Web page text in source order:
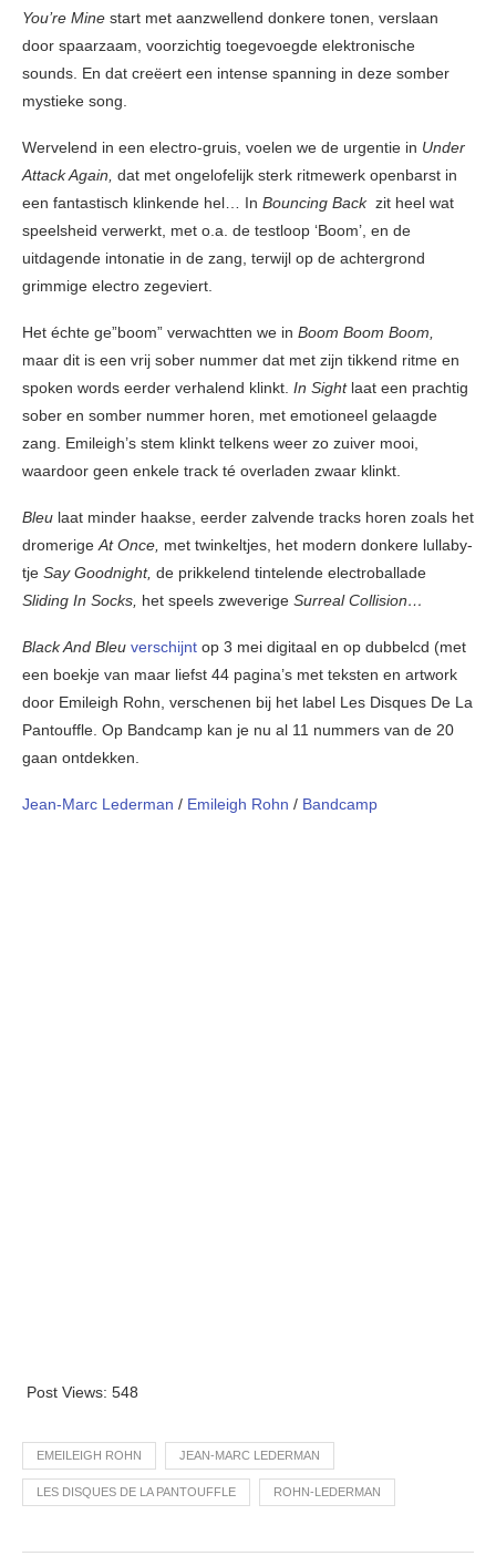
You’re Mine start met aanzwellend donkere tonen, verslaan
door spaarzaam, voorzichtig toegevoegde elektronische
sounds. En dat creëert een intense spanning in deze somber
mystieke song.
Wervelend in een electro-gruis, voelen we de urgentie in Under
Attack Again, dat met ongelofelijk sterk ritmewerk openbarst in
een fantastisch klinkende hel… In Bouncing Back zit heel wat
speelsheid verwerkt, met o.a. de testloop ‘Boom’, en de
uitdagende intonatie in de zang, terwijl op de achtergrond
grimmige electro zegeviert.
Het échte ge”boom” verwachtten we in Boom Boom Boom,
maar dit is een vrij sober nummer dat met zijn tikkend ritme en
spoken words eerder verhalend klinkt. In Sight laat een prachtig
sober en somber nummer horen, met emotioneel gelaagde
zang. Emileigh’s stem klinkt telkens weer zo zuiver mooi,
waardoor geen enkele track té overladen zwaar klinkt.
Bleu laat minder haakse, eerder zalvende tracks horen zoals het
dromerige At Once, met twinkeltjes, het modern donkere lullaby-
tje Say Goodnight, de prikkelend tintelende electroballade
Sliding In Socks, het speels zweverige Surreal Collision…
Black And Bleu verschijnt op 3 mei digitaal en op dubbelcd (met
een boekje van maar liefst 44 pagina’s met teksten en artwork
door Emileigh Rohn, verschenen bij het label Les Disques De La
Pantouffle. Op Bandcamp kan je nu al 11 nummers van de 20
gaan ontdekken.
Jean-Marc Lederman / Emileigh Rohn / Bandcamp
Post Views: 548
EMEILEIGH ROHN JEAN-MARC LEDERMAN
LES DISQUES DE LA PANTOUFFLE ROHN-LEDERMAN